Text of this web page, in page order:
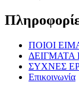
ΠΟΙΟΙ
ΣΥΧΝΕΣ
Επικοινωνία